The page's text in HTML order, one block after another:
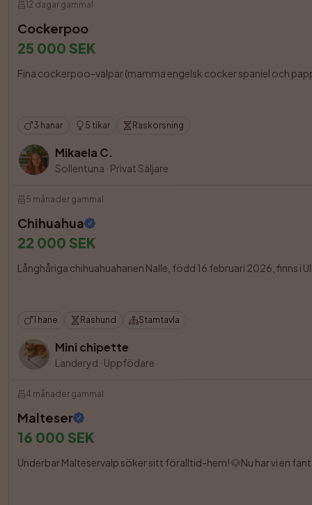
12 dagar gammal
Cockerpoo
25 000 SEK
Fina cockerpoo-valpar (mamma engelsk cocker spaniel och
3 hanar 5 tikar Raskorsning
Mikaela C.
Sollentuna · Privat Säljare
5 månader gammal
Chihuahua
22 000 SEK
Långhåriga chihuahuahanen Nalle, född 16 februari 2026, finns i
1 hane Rashund Stamtavla
Mini chipette
Landeryd · Uppfödare
4 månader gammal
Malteser
16 000 SEK
Underbar Malteservalp söker sitt föralltid-hem! 🐶Nu har vi en